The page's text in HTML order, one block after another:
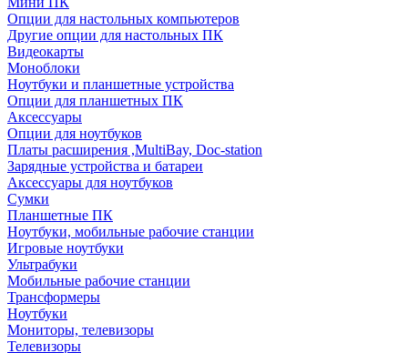
Опции для настольных компьютеров
Другие опции для настольных ПК
Видеокарты
Моноблоки
Ноутбуки и планшетные устройства
Опции для планшетных ПК
Аксессуары
Опции для ноутбуков
Платы расширения ,MultiBay, Doc-station
Зарядные устройства и батареи
Аксессуары для ноутбуков
Сумки
Планшетные ПК
Ноутбуки, мобильные рабочие станции
Игровые ноутбуки
Ультрабуки
Мобильные рабочие станции
Трансформеры
Ноутбуки
Мониторы, телевизоры
Телевизоры